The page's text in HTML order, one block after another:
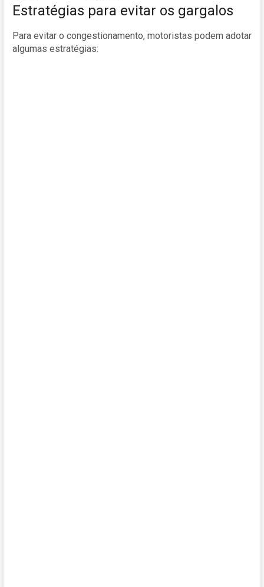
Estratégias para evitar os gargalos
Para evitar o congestionamento, motoristas podem adotar
algumas estratégias: